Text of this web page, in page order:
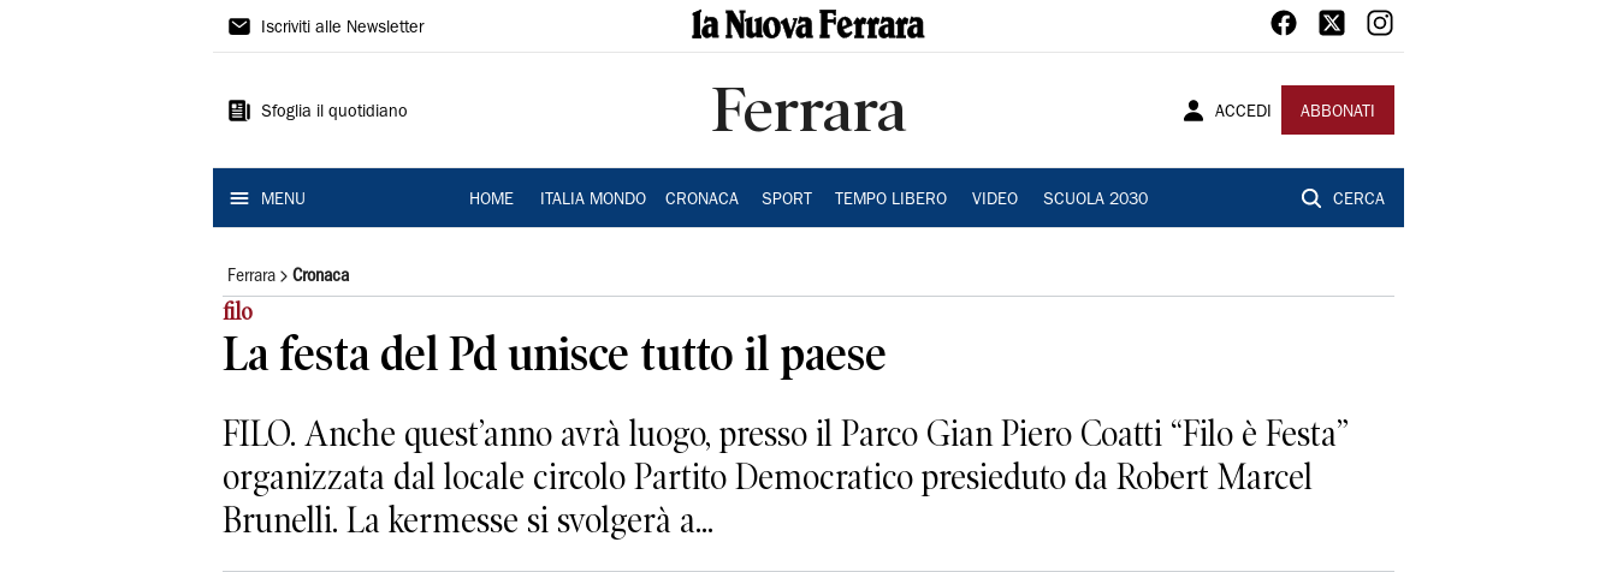
La
Ferrara
Iscriviti alle Newsletter
Sfoglia il quotidiano Ferrara ACCEDI ABBONATI
MENU HOME ITALIA MONDO CRONACA SPORT TEMPO LIBERO VIDEO SCUOLA 2030 CERCA
Ferrara Cronaca
filo
La festa del Pd unisce tutto il paese
FILO. Anche quest’anno avrà luogo, presso il Parco Gian Piero Coatti “Filo è Festa”
organizzata dal locale circolo Partito Democratico presieduto da Robert Marcel
Brunelli. La kermesse si svolgerà a...